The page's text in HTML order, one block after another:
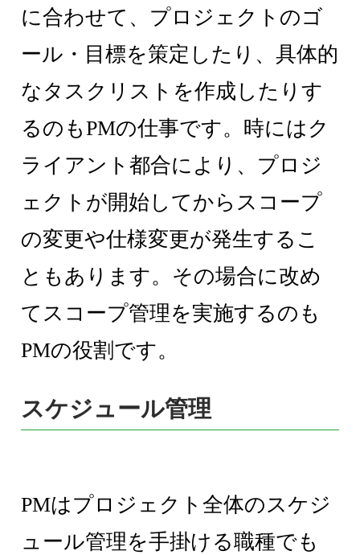
に合わせて、プロジェクトのゴ
ール・目標を策定したり、具体的
なタスクリストを作成したりす
るのもPMの仕事です。時にはク
ライアント都合により、プロジ
ェクトが開始してからスコープ
の変更や仕様変更が発生するこ
ともあります。その場合に改め
てスコープ管理を実施するのも
PMの役割です。
スケジュール管理
PMはプロジェクト全体のスケジ
ュール管理を手掛ける職種でも